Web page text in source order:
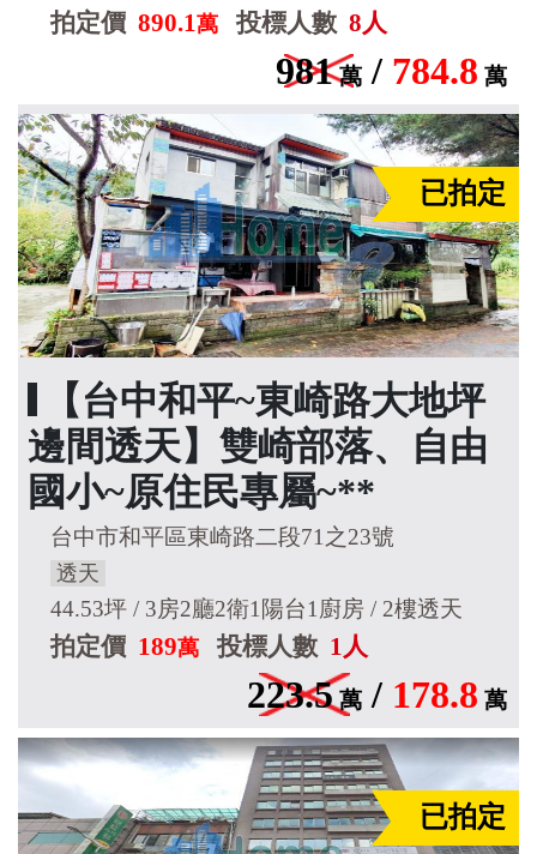
拍定價 890.1萬 投標人數 8人
981 萬 / 784.8 萬
已拍定
【台中和平~東崎路大地坪
邊間透天】雙崎部落、自由
國小~原住民專屬~**
台中市和平區東崎路二段71之23號
透天
44.53坪 / 3房2廳2衛1陽台1廚房 / 2樓透天
拍定價 189萬 投標人數 1人
223.5 萬 / 178.8 萬
已拍定